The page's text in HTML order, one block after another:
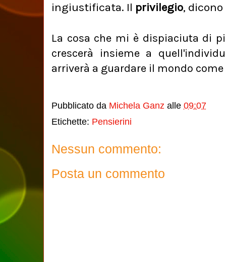
ingiustificata. Il privilegio,
La cosa che mi è dispiaciuta di
crescerà insieme a
arriverà a guardare il mondo
Pubblicato da Michela Ganz alle 09:07
Etichette: Pensierini
Nessun commento:
Posta un commento